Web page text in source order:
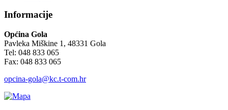
Informacije
Općina Gola
Pavleka Miškine 1, 48331 Gola
Tel: 048 833 065
Fax: 048 833 065
opcina-gola@kc.t-com.hr